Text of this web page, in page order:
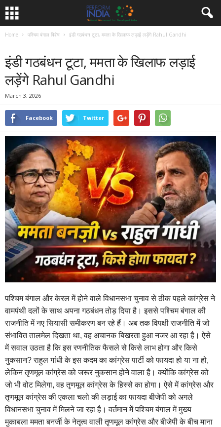
Home पश्चिम बंगाल विशेष इंडी गठबंधन टूटा, ममता के खिलाफ लड़ाई लड़ेंगे Rahul Gandhi
इंडी गठबंधन टूटा, ममता के खिलाफ लड़ाई
लड़ेंगे Rahul Gandhi
March 3, 2026
Facebook Twitter
पश्चिम बंगाल और केरल में होने वाले विधानसभा चुनाव से ठीक पहले कांग्रेस ने
वामपंथी दलों के साथ अपना गठबंधन तोड़ दिया है। इससे पश्चिम बंगाल की
राजनीति में नए सियासी समीकरण बन रहे हैं। अब तक विपक्षी राजनीति में जो
संभावित तालमेल दिखता था, वह अचानक बिखरता हुआ नजर आ रहा है। ऐसे
में सवाल उठता है कि इस रणनीतिक फैसले से किसे लाभ होगा और किसे
नुकसान? राहुल गांधी के इस कदम का कांग्रेस पार्टी को फायदा हो या ना हो,
लेकिन तृणमूल कांग्रेस को जरूर नुकसान होने वाला है। क्योंकि कांग्रेस को
जो भी वोट मिलेगा, वह तृणमूल कांग्रेस के हिस्से का होगा। ऐसे में कांग्रेस और
तृणमूल कांग्रेस की एकला चलो की लड़ाई का फायदा बीजेपी को अगले
विधानसभा चुनाव में मिलने जा रहा है। वर्तमान में पश्चिम बंगाल में मुख्य
मुकाबला ममता बनर्जी के नेतृत्व वाली तृणमूल कांग्रेस और बीजेपी के बीच माना